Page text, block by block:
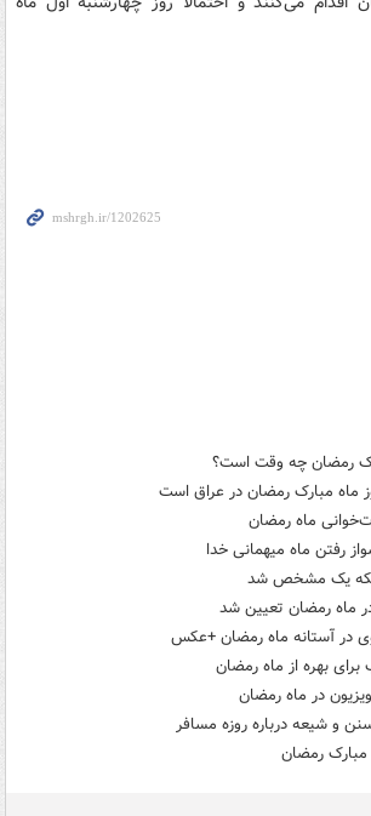
رمضان چه وقت است؟
ماه مبارک رمضان در عراق است
رفتن ماه میهمانی خدا
یک مشخص شد
ماه رمضان تعیین شد
در ماه رمضان
و شیعه درباره روزه مسافر
رمضان